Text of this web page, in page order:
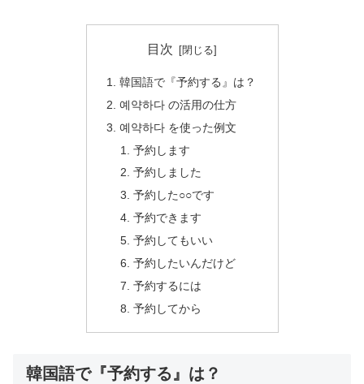
目次
韓国語で『予約する』は？
예약하다 の活用の仕方
예약하다 を使った例文
予約します
予約しました
予約した○○です
予約できます
予約してもいい
予約したいんだけど
予約するには
予約してから
韓国語で『予約する』は？